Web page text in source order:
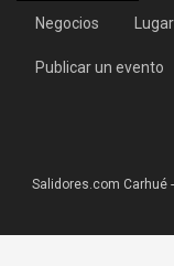
Negocios
Publicar un evento
Salidores.com Carhué